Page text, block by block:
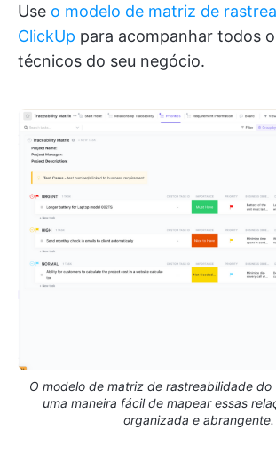
Use o modelo de matriz de
ClickUp para acompanhar todos
técnicos do seu negócio.
O modelo de matriz de rastreabilidade
uma maneira fácil de mapear essas
organizada e abrangente.